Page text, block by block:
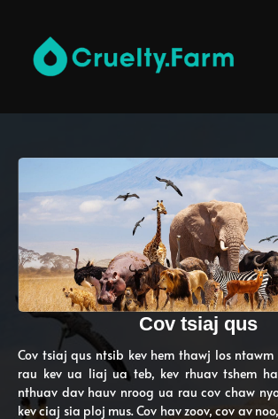
Cov tsiaj qus
Cov tsiaj qus ntsib kev hem thawj los
rau kev ua liaj ua teb, kev rhuav tshem
nthuav dav hauv nroog ua rau cov chaw
kev ciaj sia ploj mus. Cov hav zoov, cov av